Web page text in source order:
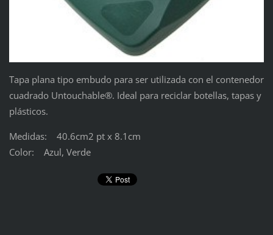
Tapa plana tipo embudo para ser utilizada con el contenedor
cuadrado Untouchable®. Ideal para reciclar botellas, tapas y
plásticos.
Medidas: 40.6cm2 pt x 8.1cm
Color: Azul, Verde